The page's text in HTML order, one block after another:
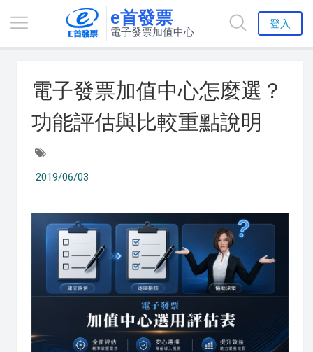
e首發票
電子發票加值中心
登入
電子發票加值中心怎麼選？
功能評估與比較重點說明
2019/06/03